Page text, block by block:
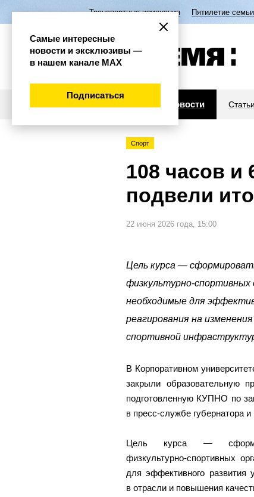
Транспортные изменения Пятилетие
Новости Статьи
Спорт
108 часов и
подвели
22 июня 2026 года, 15:00
Цель курса —
физкультурно‑спортивных
необходимые для
реагирования на
спортивной
В Корпоративном
закрыли образовательную
подготовленную КУПНО по
в пресс-службе губернатора и
Цель курса —
физкультурно‑спортивных
для эффективного развития
в отрасли и повышения
Самые интересные
новости и эксклюзивы —
в нашем канале МАХ
Подписаться